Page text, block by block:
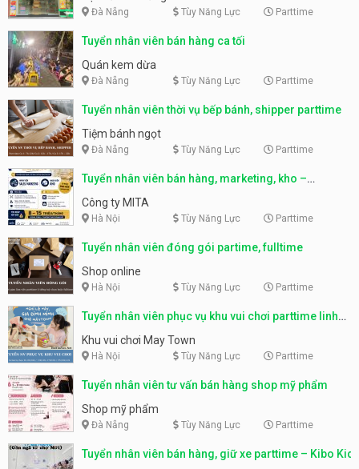
Đà Nẵng Tùy Năng Lực Parttime
Tuyển nhân viên bán hàng ca tối
Quán kem dừa
Đà Nẵng Tùy Năng Lực Parttime
Tuyển nhân viên thời vụ bếp bánh, shipper parttime
Tiệm bánh ngọt
Đà Nẵng Tùy Năng Lực Parttime
Tuyển nhân viên bán hàng, marketing, kho –
parttime, fulltime
Công ty MITA
Hà Nội Tùy Năng Lực Parttime
Tuyển nhân viên đóng gói partime, fulltime
Shop online
Hà Nội Tùy Năng Lực Parttime
Tuyển nhân viên phục vụ khu vui chơi parttime linh
động
Khu vui chơi May Town
Hà Nội Tùy Năng Lực Parttime
Tuyển nhân viên tư vấn bán hàng shop mỹ phẩm
Shop mỹ phẩm
Đà Nẵng Tùy Năng Lực Parttime
Tuyển nhân viên bán hàng, giữ xe parttime – Kibo Kid